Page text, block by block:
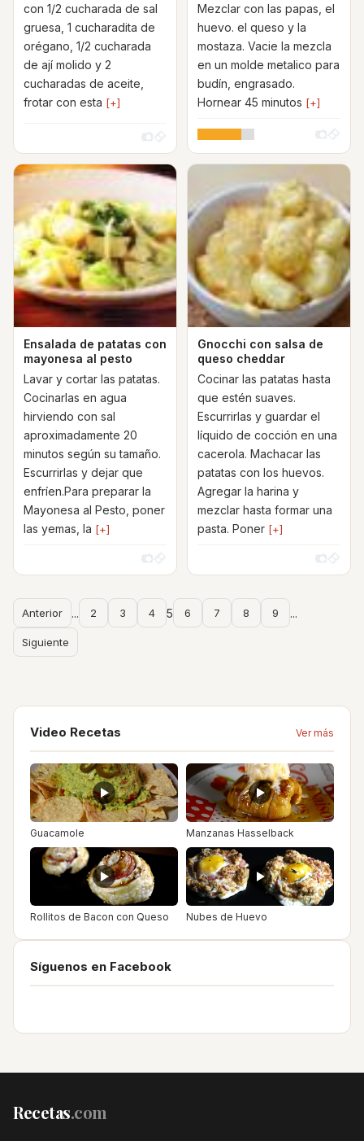
con 1/2 cucharada de sal
gruesa, 1 cucharadita de
orégano, 1/2 cucharada
de ají molido y 2
cucharadas de aceite,
frotar con esta [+]
Mezclar con las papas, el
huevo. el queso y la
mostaza. Vacie la mezcla
en un molde metalico para
budín, engrasado.
Hornear 45 minutos [+]
Ensalada de patatas con
mayonesa al pesto
Lavar y cortar las patatas.
Cocinarlas en agua
hirviendo con sal
aproximadamente 20
minutos según su tamaño.
Escurrirlas y dejar que
enfríen.Para preparar la
Mayonesa al Pesto, poner
las yemas, la [+]
Gnocchi con salsa de
queso cheddar
Cocinar las patatas hasta
que estén suaves.
Escurrirlas y guardar el
líquido de cocción en una
cacerola. Machacar las
patatas con los huevos.
Agregar la harina y
mezclar hasta formar una
pasta. Poner [+]
Anterior ... 2 3 4 5 6 7 8 9 ...
Siguiente
Video Recetas Ver más
Guacamole Manzanas Hasselback
Rollitos de Bacon con Queso Nubes de Huevo
Síguenos en Facebook
Recetas.com